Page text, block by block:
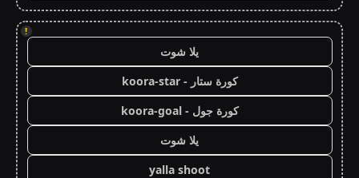
!
يلا شوت
كورة ستار - koora-star
كورة جول - koora-goal
يلا شوت
yalla shoot